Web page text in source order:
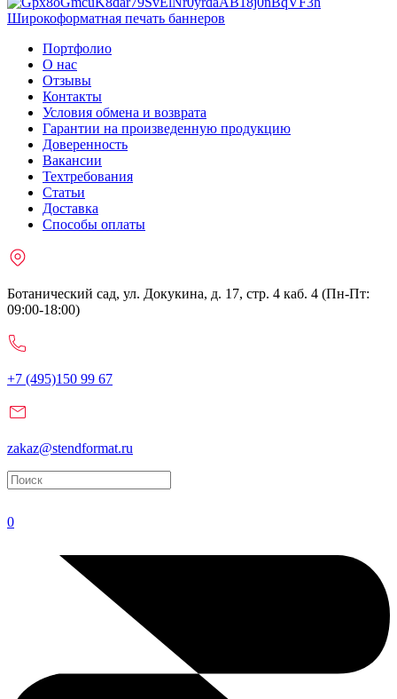
Широкоформатная печать баннеров
Портфолио
О нас
Отзывы
Контакты
Условия обмена и возврата
Гарантии на произведенную продукцию
Доверенность
Вакансии
Техтребования
Статьи
Доставка
Способы оплаты
Ботанический сад, ул. Докукина, д. 17, стр. 4 каб. 4 (Пн-Пт:
09:00-18:00)
+7 (495)150 99 67
zakaz@stendformat.ru
0